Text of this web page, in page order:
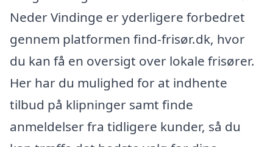
Neder Vindinge er yderligere forbedret
gennem platformen find-frisør.dk, hvor
du kan få en oversigt over lokale frisører.
Her har du mulighed for at indhente
tilbud på klipninger samt finde
anmeldelser fra tidligere kunder, så du